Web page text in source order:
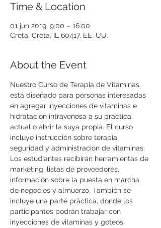
Time & Location
01 jun 2019, 9:00 – 16:00
Creta, Creta, IL 60417, EE. UU.
About the Event
Nuestro Curso de Terapia de Vitaminas
está diseñado para personas interesadas
en agregar inyecciones de vitaminas e
hidratación intravenosa a su práctica
actual o abrir la suya propia. El curso
incluye instrucción sobre terapia,
seguridad y administración de vitaminas.
Los estudiantes recibirán herramientas de
marketing, listas de proveedores,
información sobre la puesta en marcha
de negocios y almuerzo. También se
incluye una parte práctica, donde los
participantes podrán trabajar con
inyecciones de vitaminas y goteos